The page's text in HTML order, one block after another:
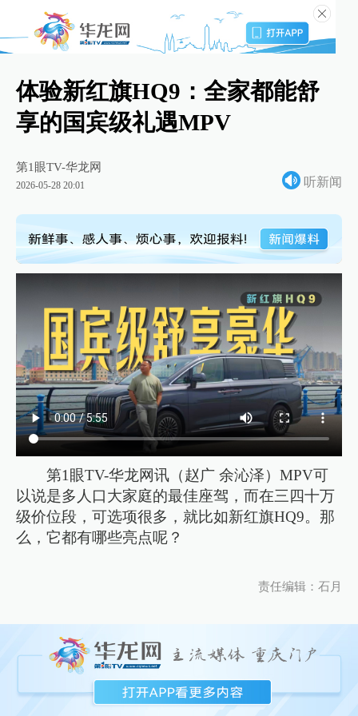
体验新红旗HQ9：全家都能舒
享的国宾级礼遇MPV
第1眼TV-华龙网
2026-05-28 20:01 听新闻
第1眼TV-华龙网讯（赵广 余沁泽）MPV可
以说是多人口大家庭的最佳座驾，而在三四十万
级价位段，可选项很多，就比如新红旗HQ9。那
么，它都有哪些亮点呢？
责任编辑：石月